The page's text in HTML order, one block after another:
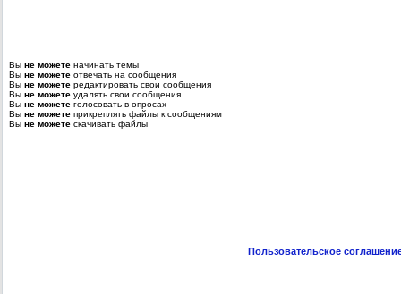
Вы не можете начинать темы
Вы не можете отвечать на сообщения
Вы не можете редактировать свои сообщения
Вы не можете удалять свои сообщения
Вы не можете голосовать в опросах
Вы не можете прикреплять файлы к сообщениям
Вы не можете скачивать файлы
Пользовательское